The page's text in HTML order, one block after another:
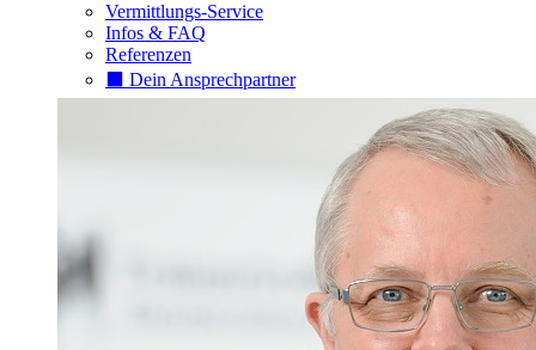
Vermittlungs-Service
Infos & FAQ
Referenzen
⬛️ Dein Ansprechpartner